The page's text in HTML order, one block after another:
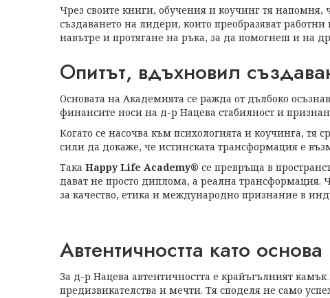
Чрез своите книги, обучения и коучинг тя напомня,
създаването на лидери, които преобразяват
навътре и протягане на ръка, за да помогнеш и на
Опитът, вдъхновил
Основата на Академията се ражда от дълбоко
финансите носи на д-р Нацева стабилност и
Когато се насочва към психологията и коучинга,
сили да докаже, че истинската трансформация е
Така Happy Life Academy® се превръща в
дават не просто диплома, а реална трансформация.
за качество, етика и международно признание в
Автентичността като
За д-р Нацева автентичността е крайъгълният
предизвикателства и мечти. Тя споделя не само